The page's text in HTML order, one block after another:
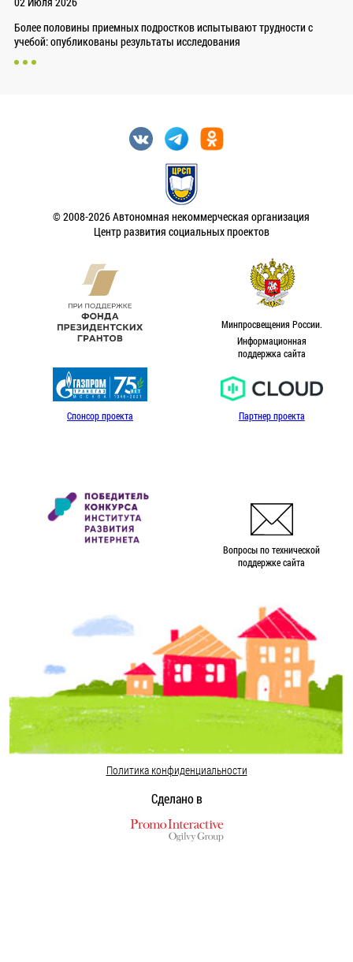
Более половины приемных подростков испытывают трудности с
учебой: опубликованы результаты исследования
© 2008-2026 Автономная некоммерческая организация
Центр развития социальных проектов
Минпросвещения России.
Информационная
поддержка сайта
Спонсор проекта Партнер проекта
Вопросы по технической
поддержке сайта
Политика конфиденциальности
Сделано в